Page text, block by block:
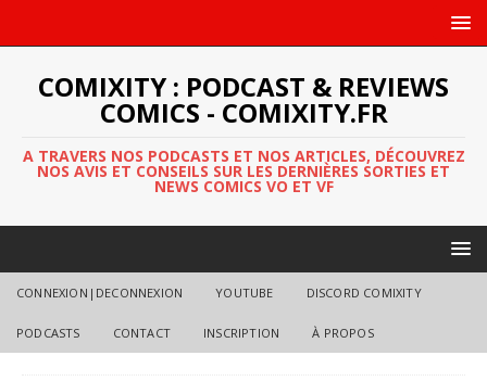
COMIXITY : PODCAST & REVIEWS
COMICS - COMIXITY.FR
A TRAVERS NOS PODCASTS ET NOS ARTICLES, DÉCOUVREZ
NOS AVIS ET CONSEILS SUR LES DERNIÈRES SORTIES ET
NEWS COMICS VO ET VF
CONNEXION|DECONNEXION YOUTUBE DISCORD COMIXITY
PODCASTS CONTACT INSCRIPTION À PROPOS